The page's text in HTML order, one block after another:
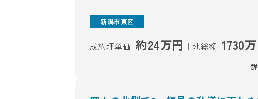
新潟市東区
成約坪単価 約24万円 土地総額 1730